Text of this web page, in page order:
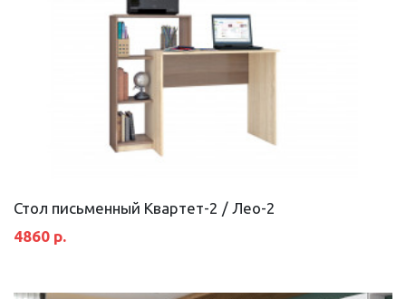
Стол письменный Квартет-2 / Лео-2
4860 р.